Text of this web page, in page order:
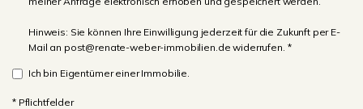
Hinweis: Sie können Ihre Einwilligung jederzeit für die Zukunft per E-
Mail an post@renate-weber-immobilien.de widerrufen. *
Ich bin Eigentümer einer Immobilie.
* Pflichtfelder